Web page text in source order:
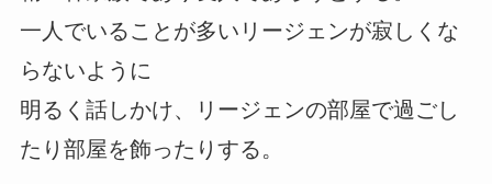
一人でいることが多いリージェンが寂しくな
らないように
明るく話しかけ、リージェンの部屋で過ごし
たり部屋を飾ったりする。